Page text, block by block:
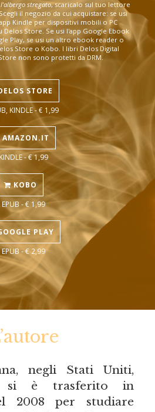
stregato, scaricalo sul tuo lettore
il negozio da cui acquistare: se usi
Kindle per dispositivi mobili o PC
Delos Store. Se usi l'app Google Ebook
Play, se usi un altro ebook reader o
Store o Kobo. I libri Delos Digital
non sono protetti da DRM.
STORE
KINDLE - € 1,99
AMAZON.IT
KINDLE - € 1,99
KOBO
EPUB - € 1,99
PLAY
EPUB - € 2,99
negli Stati Uniti,
si è trasferito in
2008 per studiare